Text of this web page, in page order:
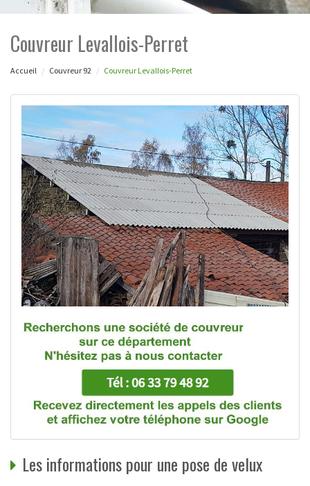
Couvreur Levallois-Perret
Accueil Couvreur 92 Couvreur Levallois-Perret
Les informations pour une pose de velux